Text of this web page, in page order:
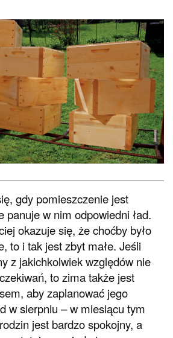
gdy pomieszczenie jest
panuje w nim odpowiedni ład.
okazuje się, że choćby było
to i tak jest zbyt małe. Jeśli
z jakichkolwiek względów nie
to zima także jest
aby zaplanować jego
w sierpniu – w miesiącu tym
jest bardzo spokojny, a